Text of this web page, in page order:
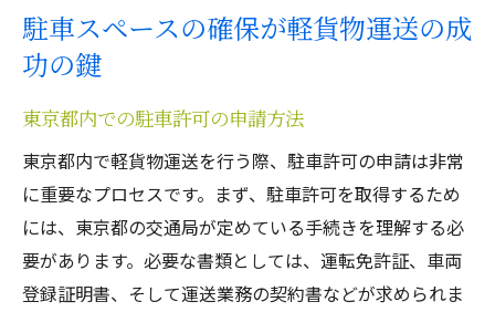
駐車スペースの確保が軽貨物運送の成
功の鍵
東京都内での駐車許可の申請方法
東京都内で軽貨物運送を行う際、駐車許可の申請は非常
に重要なプロセスです。まず、駐車許可を取得するため
には、東京都の交通局が定めている手続きを理解する必
要があります。必要な書類としては、運転免許証、車両
登録証明書、そして運送業務の契約書などが求められま